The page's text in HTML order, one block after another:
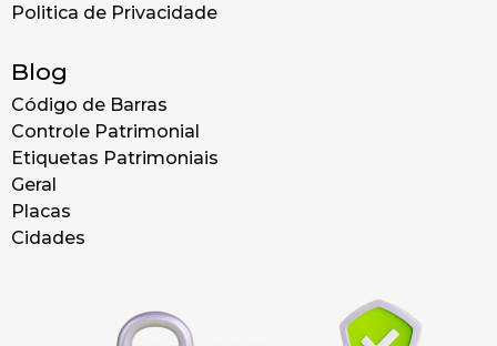
Politica de Privacidade
Blog
Código de Barras
Controle Patrimonial
Etiquetas Patrimoniais
Geral
Placas
Cidades